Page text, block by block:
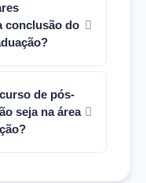
conclusão do
de pós-
seja na área